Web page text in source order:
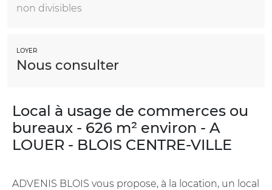
non divisibles
LOYER
Nous consulter
Local à usage de commerces ou
bureaux - 626 m² environ - A
LOUER - BLOIS CENTRE-VILLE
ADVENIS BLOIS vous propose, à la location, un local